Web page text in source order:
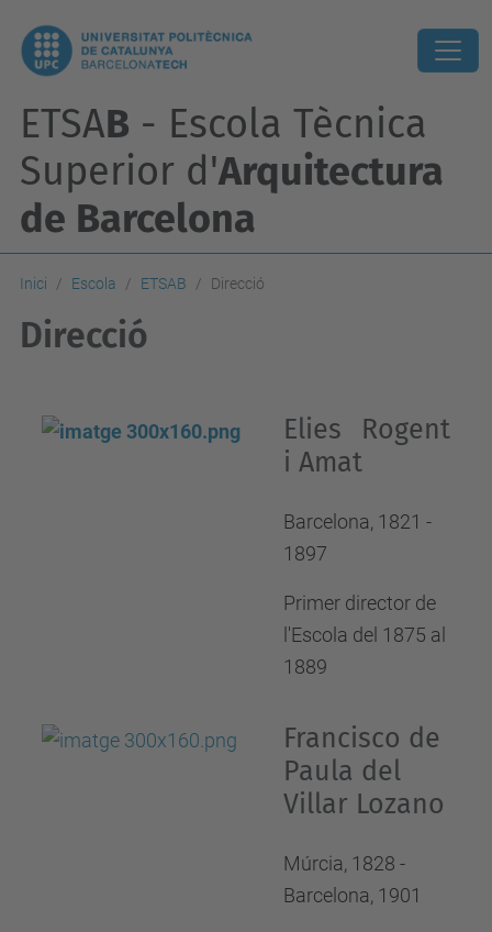
ETSAB - Escola Tècnica
Superior d'Arquitectura
de Barcelona
Inici Escola ETSAB Direcció
Direcció
Elies Rogent
i Amat
Barcelona, 1821 -
1897
Primer director de
l'Escola del 1875 al
1889
Francisco de
Paula del
Villar Lozano
Múrcia, 1828 -
Barcelona, 1901